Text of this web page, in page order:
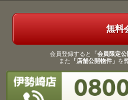
無料
会員登録すると 「会員限定公
また 「店舗公開物件」 を